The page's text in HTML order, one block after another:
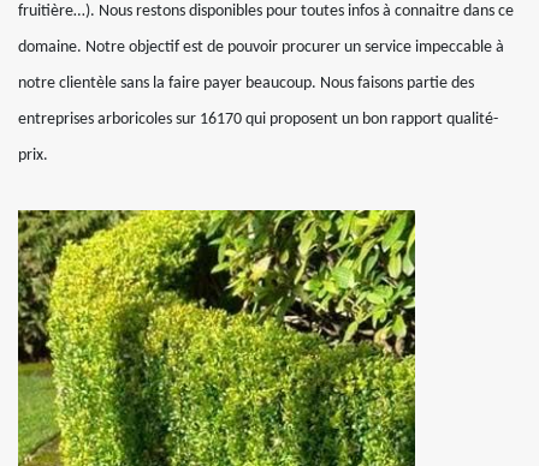
fruitière…). Nous restons disponibles pour toutes infos à connaitre dans ce
domaine. Notre objectif est de pouvoir procurer un service impeccable à
notre clientèle sans la faire payer beaucoup. Nous faisons partie des
entreprises arboricoles sur 16170 qui proposent un bon rapport qualité-
prix.